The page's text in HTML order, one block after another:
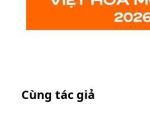
Cùng tác giả